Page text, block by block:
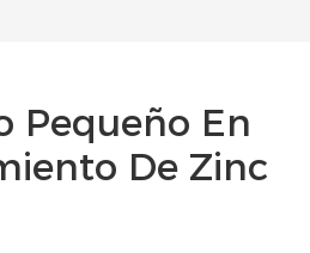
Pequeño En
De Zinc